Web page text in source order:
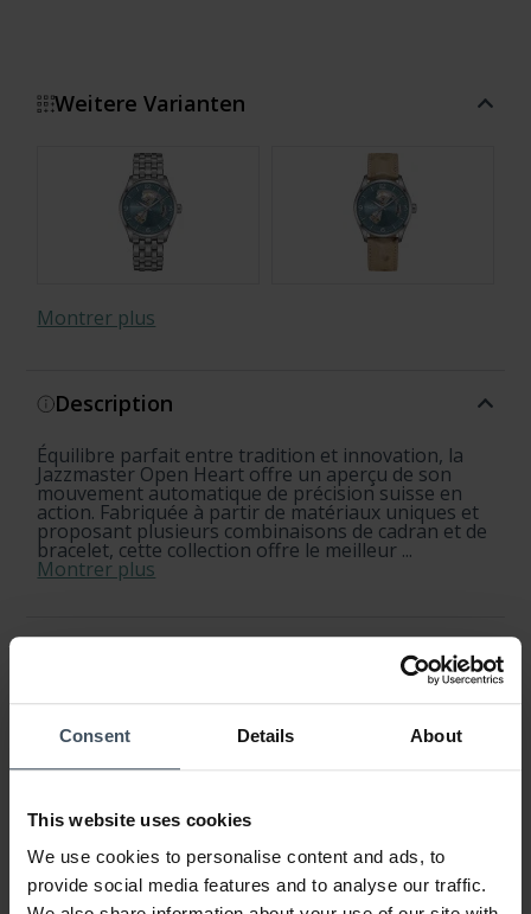
Consent Details About
This website uses cookies
We use cookies to personalise content and ads, to
provide social media features and to analyse our traffic.
Weitere Varianten
Montrer plus
Description
Équilibre parfait entre tradition et innovation, la
Jazzmaster Open Heart offre un aperçu de son
mouvement automatique de précision suisse en
action. Fabriquée à partir de matériaux uniques et
proposant plusieurs combinaisons de cadran et de
bracelet, cette collection offre le meilleur ...
Montrer plus
Retour et échange
Garantie